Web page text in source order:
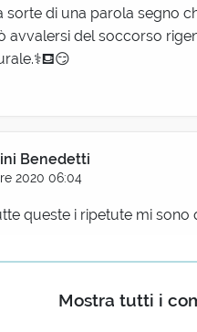
Mostra tutti i
sorte di una parola segno
avvalersi del soccorso
Benedetti
2020 06:04
queste i ripetute mi sono
Benedetti
2020 07:59